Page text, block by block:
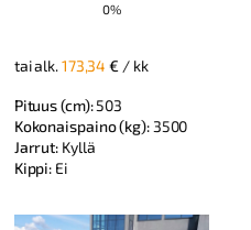
0%
tai alk.173,34€ / kk
Pituus (cm):503
Kokonaispaino (kg): 3500
Jarrut: Kyllä
Kippi: Ei